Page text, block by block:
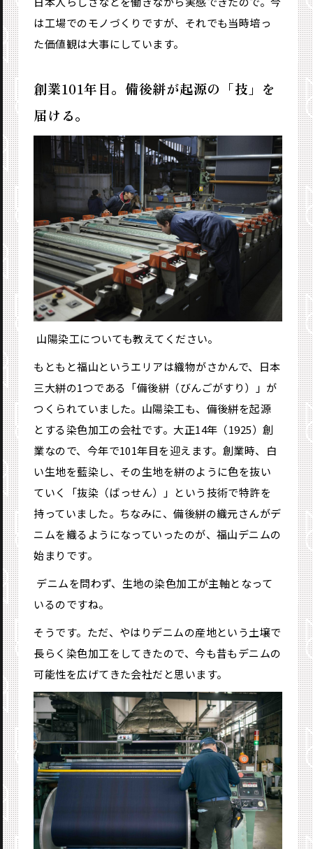
は工場でのモノづくりですが、それでも当時培っ
た価値観は大事にしています。
創業101年目。備後絣が起源の「技」を
届ける。
―― 山陽染工についても教えてください。
もともと福山というエリアは織物がさかんで、日本
三大絣の1つである「備後絣（びんごがすり）」が
つくられていました。山陽染工も、備後絣を起源
とする染色加工の会社です。大正14年（1925）創
業なので、今年で101年目を迎えます。創業時、白
い生地を藍染し、その生地を絣のように色を抜い
ていく「抜染（ばっせん）」という技術で特許を
持っていました。ちなみに、備後絣の織元さんがデ
ニムを織るようになっていったのが、福山デニムの
始まりです。
―― デニムを問わず、生地の染色加工が主軸となって
いるのですね。
そうです。ただ、やはりデニムの産地という土壌で
長らく染色加工をしてきたので、今も昔もデニムの
可能性を広げてきた会社だと思います。